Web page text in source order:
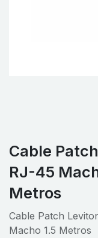
Cable
RJ-45
Metros
Cable Patch
Macho 1.5 Metros